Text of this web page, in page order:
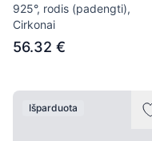
925°, rodis (padengti),
Cirkonai
56.32 €
Išparduota